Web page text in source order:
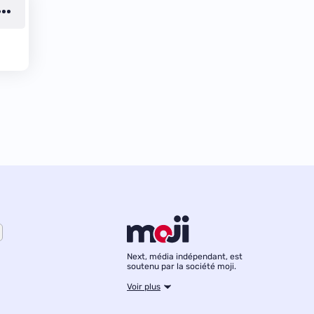
Next, média indépendant, est
soutenu par la société moji.
Voir plus